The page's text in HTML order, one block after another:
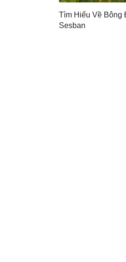
Tìm Hiểu Về Bông
Sesban